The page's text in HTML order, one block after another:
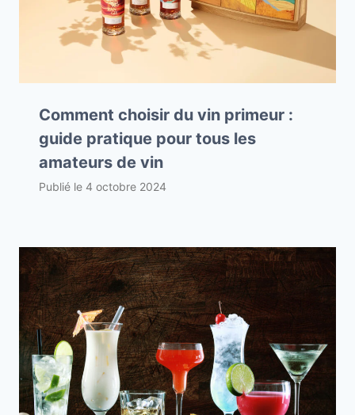
Comment choisir du vin primeur :
guide pratique pour tous les
amateurs de vin
Publié le 4 octobre 2024